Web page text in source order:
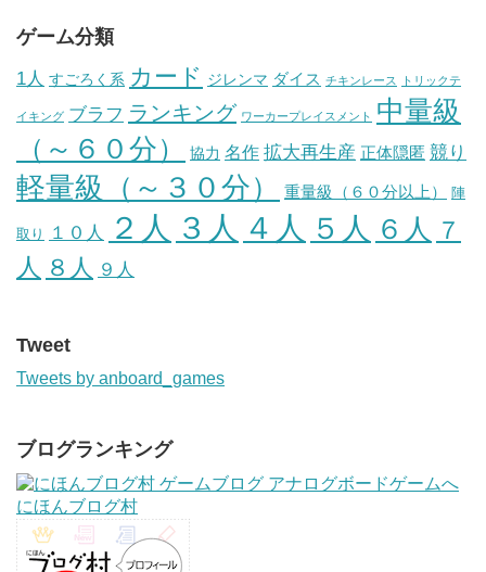
ゲーム分類
1人 すごろく系 カード ジレンマ ダイス チキンレース トリックテ
イキング ブラフ ランキング ワーカープレイスメント 中量級
（～６０分）
協力 名作 拡大再生産 正体隠匿 競り
軽量級（～３０分） 重量級（６０分以上） 陣
取り １０人 ２人 ３人 ４人 ５人 ６人 ７
人 ８人 ９人
Tweet
Tweets by anboard_games
ブログランキング
にほんブログ村